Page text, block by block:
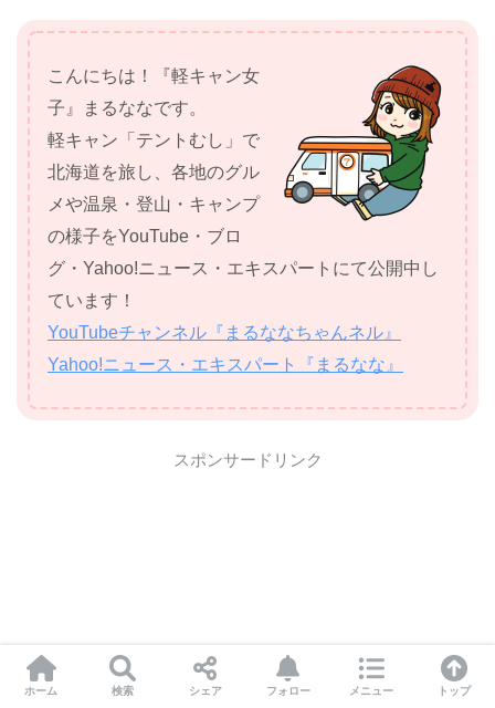
こんにちは！『軽キャン女
子』まるななです。
軽キャン「テントむし」で
北海道を旅し、各地のグル
メや温泉・登山・キャンプ
の様子をYouTube・ブロ
グ・Yahoo!ニュース・エキスパートにて公開中し
ています！
YouTubeチャンネル『まるななちゃんネル』
Yahoo!ニュース・エキスパート『まるなな』
スポンサードリンク
ホーム 検索 シェア フォロー メニュー トップ